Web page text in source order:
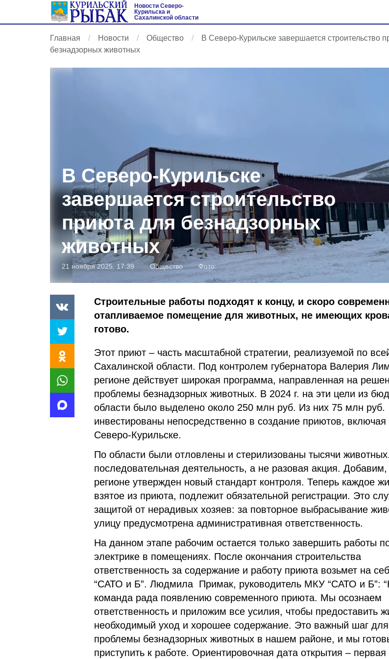
Новости Северо-
Курильска и
Сахалинской области
Главная Новости Общество
В Северо-Курильске завершается строительство
безнадзорных животных
В Северо-Курильске
завершается строительство
приюта для безнадзорных
животных
21 ноября 2025, 17:39 Общество Фото:
Строительные работы подходят к концу, и скоро
отапливаемое помещение для животных, не имеющих
готово.
Этот приют – часть масштабной стратегии, реализуемой по
Сахалинской области. Под контролем губернатора Валерия
регионе действует широкая программа, направленная на
проблемы безнадзорных животных. В 2024 г. на эти цели из
области было выделено около 250 млн руб. Из них 75 млн руб.
инвестированы непосредственно в создание приютов, включая
Северо-Курильске.
По области были отловлены и стерилизованы тысячи
последовательная деятельность, а не разовая акция. Добавим,
регионе утвержден новый стандарт контроля. Теперь каждое
взятое из приюта, подлежит обязательной регистрации. Это
защитой от нерадивых хозяев: за повторное выбрасывание
улицу предусмотрена административная ответственность.
На данном этапе рабочим остается только завершить работы
электрике в помещениях. После окончания строительства
ответственность за содержание и работу приюта возьмет на
“САТО и Б”. Людмила Примак, руководитель МКУ “САТО и Б”:
команда рада появлению современного приюта. Мы осознаем
ответственность и приложим все усилия, чтобы предоставить
необходимый уход и хорошее содержание. Это важный шаг
проблемы безнадзорных животных в нашем районе, и мы
приступить к работе. Ориентировочная дата открытия – первая